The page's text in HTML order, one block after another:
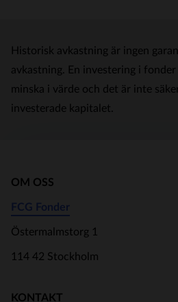
Historisk avkastning är ingen
avkastning. En investering i
minska i värde och det är inte
investerade kapitalet.
OM OSS
FCG Fonder
Östermalmstorg 1
114 42 Stockholm
KONTAKT